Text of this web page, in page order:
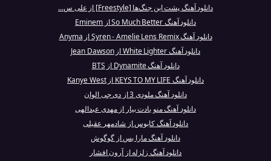
دانلود آهنگ پشت این جنگ‌ها [Freestyle] از علی س...
دانلود آهنگ So Much Better از Eminem
دانلود آهنگ Syren - Amelie Lens Remix از Anyma
دانلود آهنگ White Lighter از Jean Dawson
دانلود آهنگ Dynamite از BTS
دانلود آهنگ KEYS TO MY LIFE از Kanye West
دانلود آهنگ ملودی 3 از دی جی الوان
دانلود آهنگ منو یادت بیار از مهدی عبدالهی
دانلود آهنگ کابوس از شادمهر عقیلی
دانلود آهنگ مارا بس از گوگوش
دانلود آهنگ زلزله از آرون افشار